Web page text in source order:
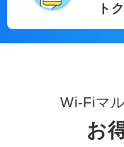
ト
Wi-Fiマ
お